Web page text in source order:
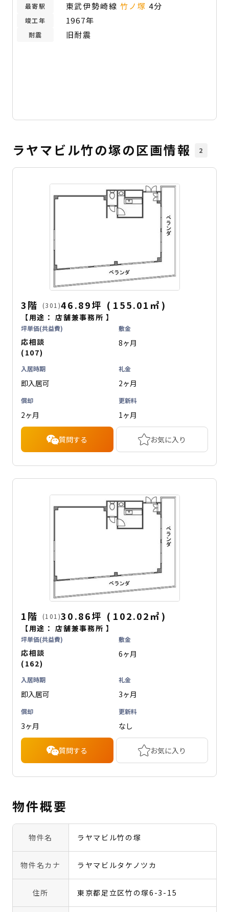
最寄駅 東武伊勢崎線 竹ノ塚 4分
竣工年 1967年
耐震 旧耐震
ラヤマビル竹の塚の区画情報 2
3階 (301)46.89坪 ( 155.01 ㎡ )
【用途：店舗兼事務所 】
坪単価(共益費)
応相談
(107)
敷金
8ヶ月
入居時期
即入居可
礼金
2ヶ月
償却
2ヶ月
更新料
1ヶ月
質問する お気に入り
1階 (101)30.86坪 ( 102.02㎡ )
【用途：店舗兼事務所 】
坪単価(共益費)
応相談
(162)
敷金
6ヶ月
入居時期
即入居可
礼金
3ヶ月
償却
3ヶ月
更新料
なし
質問する お気に入り
物件概要
物件名 ラヤマビル竹の塚
物件名カナ ラヤマビルタケノツカ
住所 東京都足立区竹の塚6-3-15